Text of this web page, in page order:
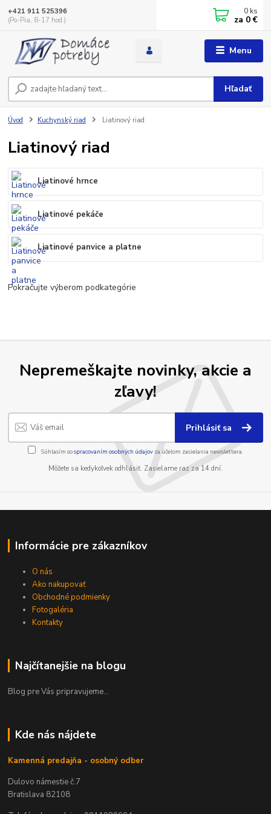
Menu
Hľadať
+421 911 525396
(Po-Pia, 8-17 hod.)
0 ks
za 0 €
Úvod Kuchynský riad Liatinový riad
Liatinový riad
Liatinové hrnce
Liatinové pekáče
Liatinové panvice a platne
Pokračujte výberom podkategórie
Nepremeškajte novinky, akcie a
zľavy!
Prihlásiť sa
Súhlasím sospracovaním osobných údajov za účelom zasielania newslettera.
Môžete sa kedykoľvek odhlásiť. Zasielame raz za 14 dní.
Informácie pre zákazníkov
O nás
Ako nakupovať
Obchodné podmienky
Fotogaléria
Kontakty
Najčítanejšie na blogu
Blog pre Vás pripravujeme...
Kde nás nájdete
Kamenná predajňa - osobný odber
Dulovo námestie č.7
Bratislava 82108